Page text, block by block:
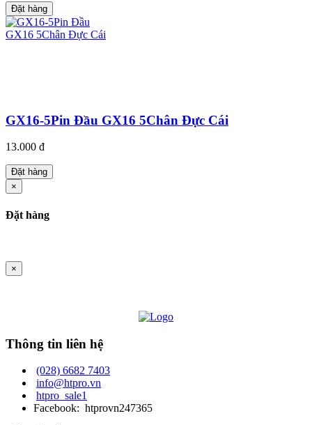
Đặt hàng
GX16-5Pin Đầu GX16 5Chân Đực Cái
13.000 đ
Đặt hàng
×
Đặt hàng
×
Thông tin liên hệ
(028) 6682 7403
info@htpro.vn
htpro_sale1
Facebook: htprovn247365